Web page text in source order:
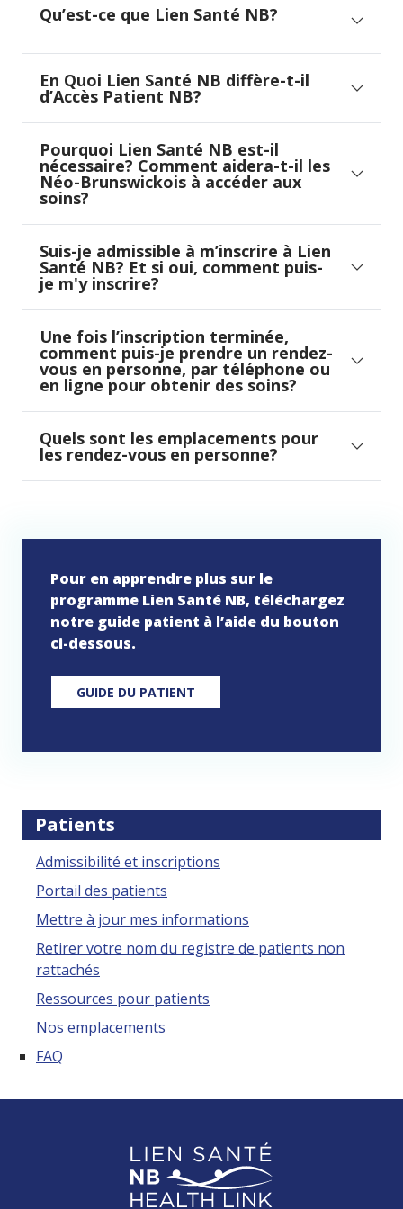
Qu’est-ce que Lien Santé NB?
En Quoi Lien Santé NB diffère-t-il
d’Accès Patient NB?
Pourquoi Lien Santé NB est-il
nécessaire? Comment aidera-t-il les
Néo-Brunswickois à accéder aux
soins?
Suis-je admissible à m’inscrire à Lien
Santé NB? Et si oui, comment puis-
je m'y inscrire?
Une fois l’inscription terminée,
comment puis-je prendre un rendez-
vous en personne, par téléphone ou
en ligne pour obtenir des soins?
Quels sont les emplacements pour
les rendez-vous en personne?
Pour en apprendre plus sur le
programme Lien Santé NB, téléchargez
notre guide patient à l’aide du bouton
ci-dessous.
GUIDE DU PATIENT
Patients
Admissibilité et inscriptions
Portail des patients
Mettre à jour mes informations
Retirer votre nom du registre de patients non
rattachés
Ressources pour patients
Nos emplacements
FAQ